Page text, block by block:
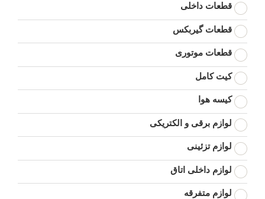
قطعات داخلی
قطعات گیربکس
قطعات موتوری
کیت کامل
کیسه هوا
لوازم برقی و الکتریکی
لوازم تزئینی
لوازم داخلی اتاق
لوازم متفرقه